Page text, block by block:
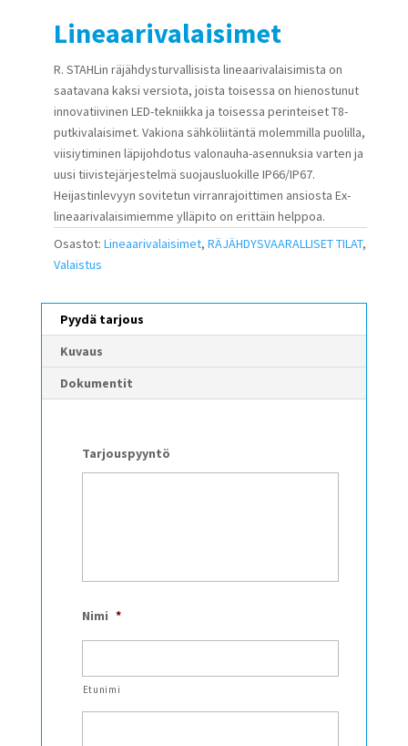
Lineaarivalaisimet
R. STAHLin räjähdysturvallisista lineaarivalaisimista on
saatavana kaksi versiota, joista toisessa on hienostunut
innovatiivinen LED-tekniikka ja toisessa perinteiset T8-
putkivalaisimet. Vakiona sähköliitäntä molemmilla puolilla,
viisiytiminen läpijohdotus valonauha-asennuksia varten ja
uusi tiivistejärjestelmä suojausluokille IP66/IP67.
Heijastinlevyyn sovitetun virranrajoittimen ansiosta Ex-
lineaarivalaisimiemme ylläpito on erittäin helppoa.
Osastot: Lineaarivalaisimet, RÄJÄHDYSVAARALLISET TILAT,
Valaistus
Pyydä tarjous
Kuvaus
Dokumentit
Tarjouspyyntö
Nimi *
Etunimi